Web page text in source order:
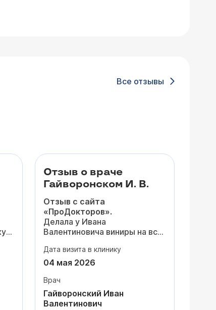
Все отзывы
Отзыв о враче
Гайворонском И. В.
Отзыв с сайта
«ПроДокторов».
Делала у Ивана
Валентиновича виниры на всю
просто потрясающий! Я и не
думала, что виниры могут
естественно,
«как унитаз».
Цвет, форму и размер вы
Дата визита в клинику
04 мая 2026
Врач
Гайворонский Иван
Валентинович